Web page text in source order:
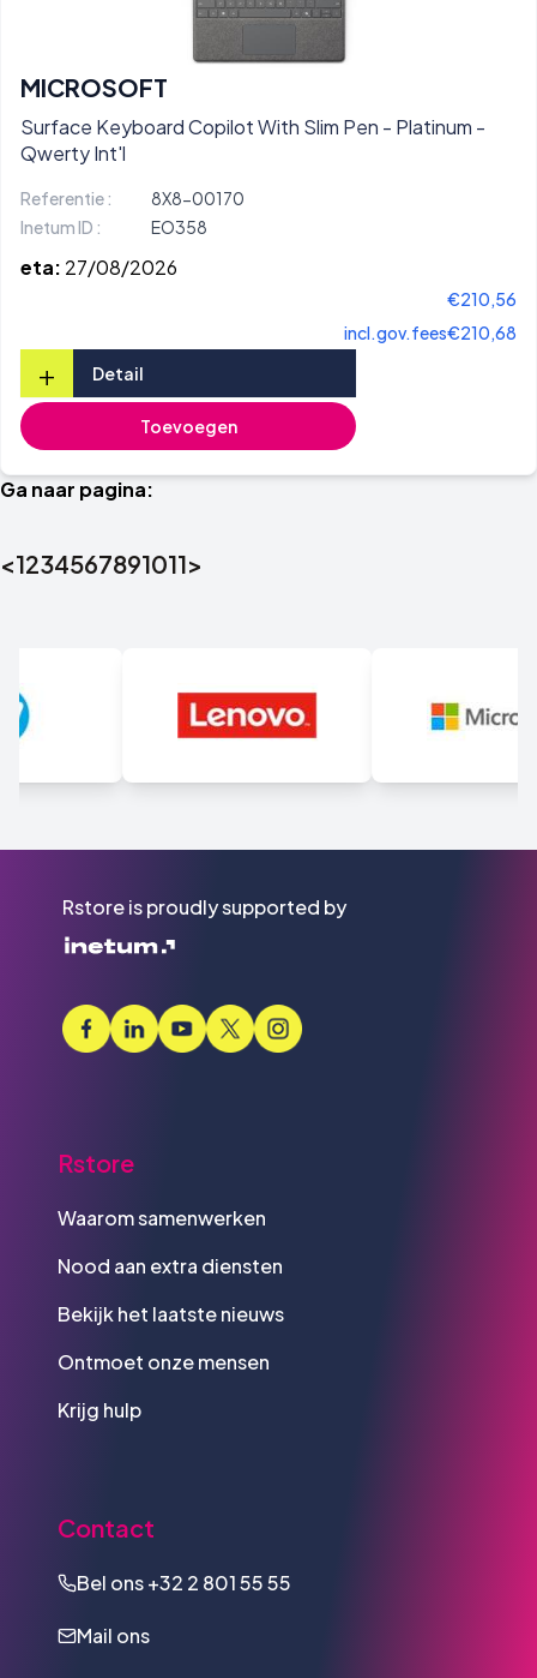
MICROSOFT
Surface Keyboard Copilot With Slim Pen - Platinum -
Qwerty Int'l
Referentie :
8X8-00170
Inetum ID :
EO358
eta: 27/08/2026
€210,56
incl.gov.fees€210,68
+ Detail
Toevoegen
Ga naar pagina:
<1234567891011>
Rstore is proudly supported by
Rstore
Waarom samenwerken
Nood aan extra diensten
Bekijk het laatste nieuws
Ontmoet onze mensen
Krijg hulp
Contact
Bel ons+32 2 801 55 55
Mail ons